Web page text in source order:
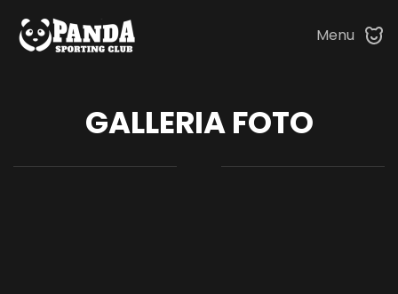
Skip to main content
Menu
GALLERIA FOTO